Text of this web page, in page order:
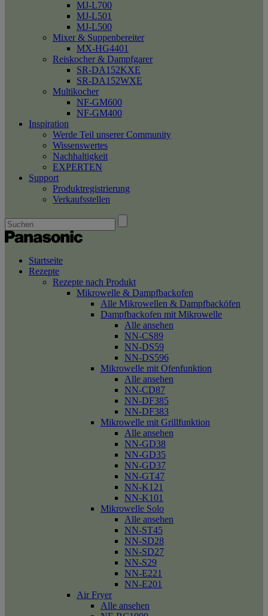
MJ-L700
MJ-L501
MJ-L500
Mixer & Suppenbereiter
MX-HG4401
Reiskocher & Dampfgarer
SR-DA152KXE
SR-DA152WXE
Multikocher
NF-GM600
NF-GM400
Inspiration
Werde Teil unserer Community
Wissenswertes
Nachhaltigkeit
EXPERTEN
Support
Produktregistrierung
Verkaufsstellen
Startseite
Rezepte
Rezepte nach Produkt
Mikrowelle & Dampfbackofen
Alle Mikrowellen & Dampfbacköfen
Dampfbackofen mit Mikrowelle
Alle ansehen
NN-CS89
NN-DS59
NN-DS596
Mikrowelle mit Ofenfunktion
Alle ansehen
NN-CD87
NN-DF385
NN-DF383
Mikrowelle mit Grillfunktion
Alle ansehen
NN-GD38
NN-GD35
NN-GD37
NN-GT47
NN-K121
NN-K101
Mikrowelle Solo
Alle ansehen
NN-ST45
NN-SD28
NN-SD27
NN-S29
NN-E221
NN-E201
Air Fryer
Alle ansehen